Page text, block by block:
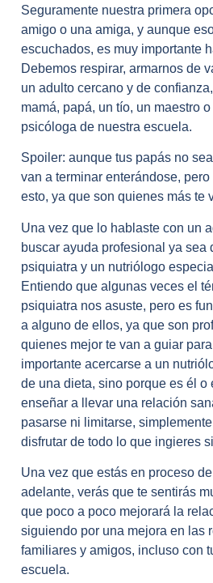
Seguramente nuestra primera
amigo o una amiga, y aunque
escuchados, es muy importante
Debemos respirar, armarnos de
un adulto cercano y de
mamá, papá, un tío, un maestro
psicóloga de nuestra escuela.
Spoiler: aunque tus papás no
van a terminar enterándose,
esto, ya que son quienes más te
Una vez que lo hablaste con un
buscar ayuda profesional ya sea
psiquiatra y un nutriólogo
Entiendo que algunas veces el
psiquiatra nos asuste, pero es
a alguno de ellos, ya que son
quienes mejor te van a guiar
importante acercarse a un
de una dieta, sino porque es él o
enseñar a llevar una relación
pasarse ni limitarse,
disfrutar de todo lo que ingieres
Una vez que estás en proceso
adelante, verás que te sentirás
que poco a poco mejorará la
siguiendo por una mejora en las
familiares y amigos, incluso con
escuela.